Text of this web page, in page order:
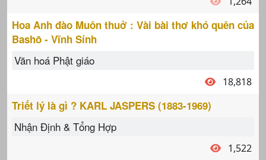
Hoa Anh đào Muôn thuở : Vài bài thơ khó quên của
Bashō - Vĩnh Sính
Văn hoá Phật giáo
18,818
Triết lý là gì ? KARL JASPERS (1883-1969)
Nhận Định & Tổng Hợp
1,522